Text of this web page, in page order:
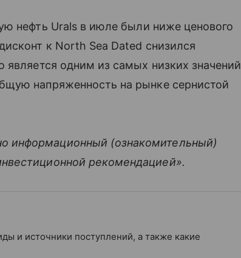
нефть Urals в июле были ниже ценового
к North Sea Dated снизился
является одним из самых низких значений
напряженность на рынке сернистой
информационный (ознакомительный)
рекомендацией».
и источники поступлений, а также какие